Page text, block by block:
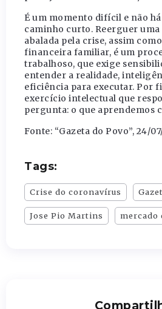
É um momento difícil e não
caminho curto. Reerguer
abalada pela crise, assim
financeira familiar, é um
trabalhoso, que exige
entender a realidade,
eficiência para executar. Por
exercício intelectual que
pergunta: o que aprendemos
Fonte: “Gazeta do Povo”, 24/
Tags:
Crise do coronavírus
Jose Pio Martins mercado